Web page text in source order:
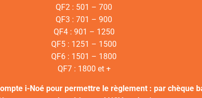
QF2 : 501 – 700
QF3 : 701 – 900
QF4 : 901 – 1250
QF5 : 1251 – 1500
QF6 : 1501 – 1800
QF7 : 1800 et +
i-Noé pour permettre le règlement : par chèque